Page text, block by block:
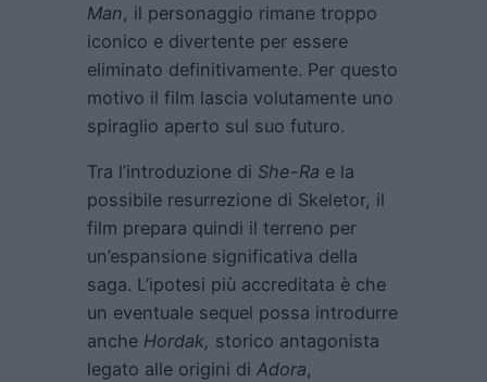
Man, il personaggio rimane troppo
iconico e divertente per essere
eliminato definitivamente. Per questo
motivo il film lascia volutamente uno
spiraglio aperto sul suo futuro.
Tra l’introduzione di She-Ra e la
possibile resurrezione di Skeletor, il
film prepara quindi il terreno per
un’espansione significativa della
saga. L’ipotesi più accreditata è che
un eventuale sequel possa introdurre
anche Hordak, storico antagonista
legato alle origini di Adora,